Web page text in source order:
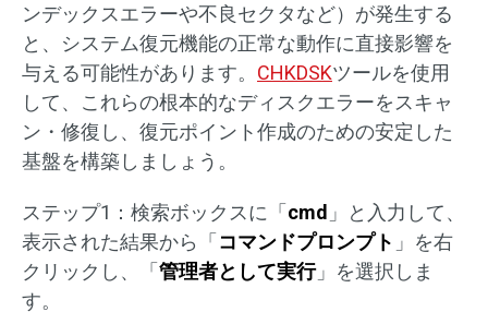
ンデックスエラーや不良セクタなど）が発生する
と、システム復元機能の正常な動作に直接影響を
与える可能性があります。 CHKDSKツールを使用
して、これらの根本的なディスクエラーをスキャ
ン・修復し、復元ポイント作成のための安定した
基盤を構築しましょう。
ステップ1：検索ボックスに「cmd 」と入力して、
表示された結果から「コマンドプロンプト 」を右
クリックし、「管理者として実行」を選択しま
す。